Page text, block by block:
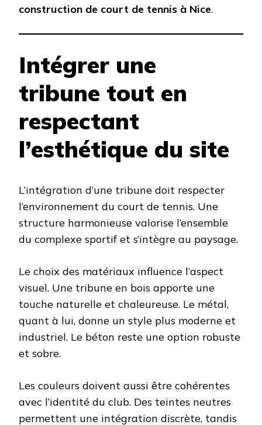
construction de court de tennis à Nice.
Intégrer une
tribune tout en
respectant
l’esthétique du site
L’intégration d’une tribune doit respecter
l’environnement du court de tennis. Une
structure harmonieuse valorise l’ensemble
du complexe sportif et s’intègre au paysage.
Le choix des matériaux influence l’aspect
visuel. Une tribune en bois apporte une
touche naturelle et chaleureuse. Le métal,
quant à lui, donne un style plus moderne et
industriel. Le béton reste une option robuste
et sobre.
Les couleurs doivent aussi être cohérentes
avec l’identité du club. Des teintes neutres
permettent une intégration discrète, tandis